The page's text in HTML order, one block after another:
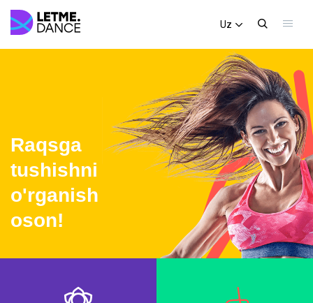
Uz
Raqsga
tushishni
o'rganish
oson!